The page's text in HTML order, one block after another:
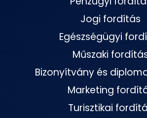
Jogi fordítás
Egészségügyi
Műszaki
Bizonyítvány és
Marketing
Turisztikai